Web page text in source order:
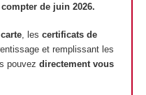
compter de juin 2026.
, les certificats de
et remplissant les
pouvez directement vous